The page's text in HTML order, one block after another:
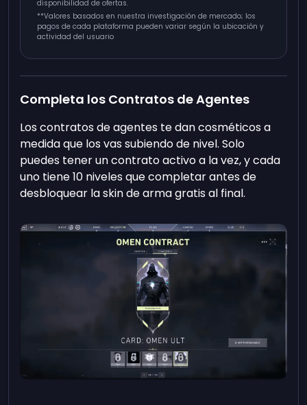
disponibilidad de ofertas.
**Valores basados en nuestra investigación de mercado; los
pagos de cada plataforma pueden variar según la ubicación y
actividad del usuario
Completa los Contratos de Agentes
Los contratos de agentes te dan cosméticos a
medida que los vas subiendo de nivel. Solo
puedes tener un contrato activo a la vez, y cada
uno tiene 10 niveles que completar antes de
desbloquear la skin de arma gratis al final.